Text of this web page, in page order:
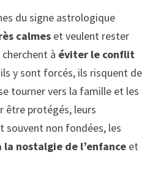
du signe astrologique
calmeset veulent rester
à éviter le conflit
y sont forcés, ils risquent de
tourner vers la famille et les
être protégés, leurs
souvent non fondées, les
la nostalgie de l’enfanceet